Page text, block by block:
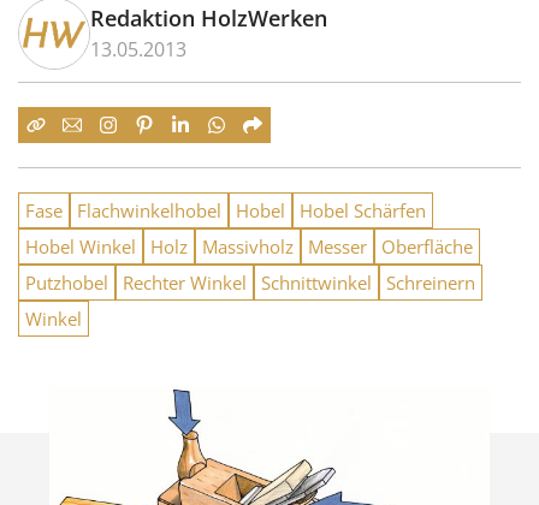
Redaktion HolzWerken
13.05.2013
Fase Flachwinkelhobel Hobel
Hobel Schärfen
Hobel Winkel
Holz Massivholz Messer
Oberfläche
Putzhobel
Rechter Winkel Schnittwinkel
Schreinern
Winkel